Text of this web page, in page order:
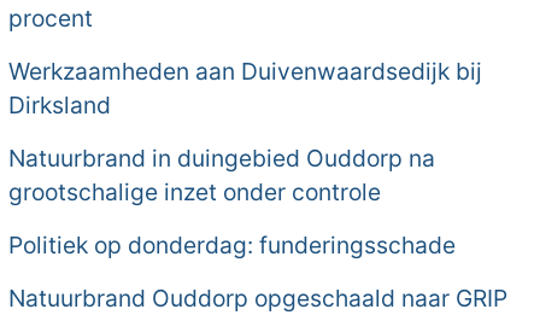
procent
Werkzaamheden aan Duivenwaardsedijk bij
Dirksland
Natuurbrand in duingebied Ouddorp na
grootschalige inzet onder controle
Politiek op donderdag: funderingsschade
Natuurbrand Ouddorp opgeschaald naar GRIP